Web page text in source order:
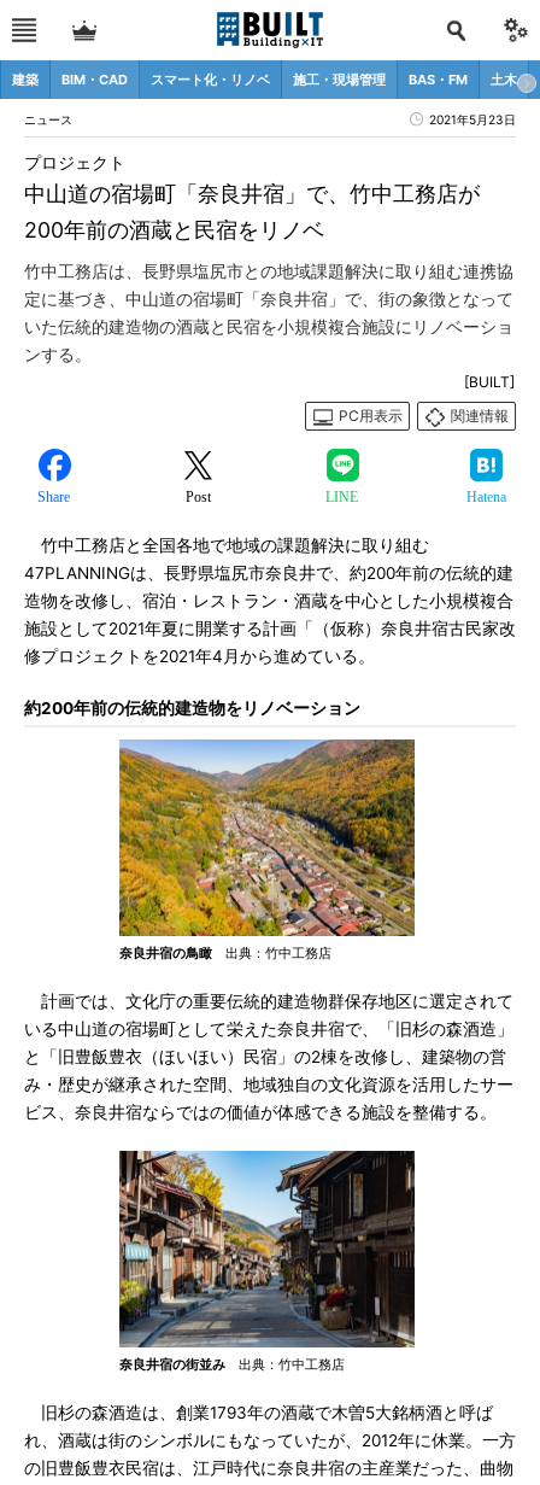
建築 BIM・CAD スマート化・リノベ 施工・現場管理 BAS・FM 土木
ニュース 2021年5月23日
中山道の宿場町「奈良井宿」で、竹中工務店が
200年前の酒蔵と民宿をリノベ
プロジェクト
竹中工務店は、長野県塩尻市との地域課題解決に取り組む連携協
定に基づき、中山道の宿場町「奈良井宿」で、街の象徴となって
いた伝統的建造物の酒蔵と民宿を小規模複合施設にリノベーショ
ンする。
[BUILT]
PC用表示
関連情報
Share Post LINE Hatena
竹中工務店と全国各地で地域の課題解決に取り組む
47PLANNINGは、長野県塩尻市奈良井で、約200年前の伝統的建
造物を改修し、宿泊・レストラン・酒蔵を中心とした小規模複合
施設として2021年夏に開業する計画「（仮称）奈良井宿古民家改
修プロジェクトを2021年4月から進めている。
約200年前の伝統的建造物をリノベーション
奈良井宿の鳥瞰 出典：竹中工務店
計画では、文化庁の重要伝統的建造物群保存地区に選定されて
いる中山道の宿場町として栄えた奈良井宿で、「旧杉の森酒造」
と「旧豊飯豊衣（ほいほい）民宿」の2棟を改修し、建築物の営
み・歴史が継承された空間、地域独自の文化資源を活用したサー
ビス、奈良井宿ならではの価値が体感できる施設を整備する。
奈良井宿の街並み 出典：竹中工務店
旧杉の森酒造は、創業1793年の酒蔵で木曽5大銘柄酒と呼ば
れ、酒蔵は街のシンボルにもなっていたが、2012年に休業。一方
の旧豊飯豊衣民宿は、江戸時代に奈良井宿の主産業だった、曲物